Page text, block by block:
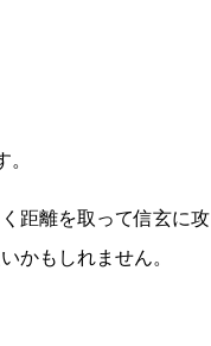
距離を取って信玄に攻
かもしれません。